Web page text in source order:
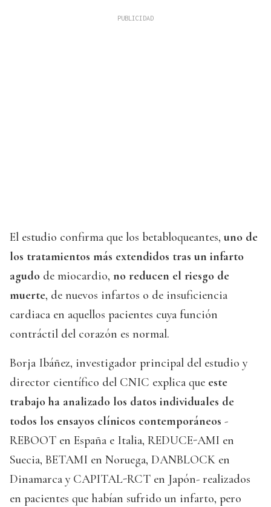
El estudio confirma que los betabloqueantes, uno de
los tratamientos más extendidos tras un infarto
agudo de miocardio, no reducen el riesgo de
muerte, de nuevos infartos o de insuficiencia
cardiaca en aquellos pacientes cuya función
contráctil del corazón es normal.
Borja Ibáñez, investigador principal del estudio y
director científico del CNIC explica que este
trabajo ha analizado los datos individuales de
todos los ensayos clínicos contemporáneos -
REBOOT en España e Italia, REDUCE-AMI en
Suecia, BETAMI en Noruega, DANBLOCK en
Dinamarca y CAPITAL-RCT en Japón- realizados
en pacientes que habían sufrido un infarto, pero